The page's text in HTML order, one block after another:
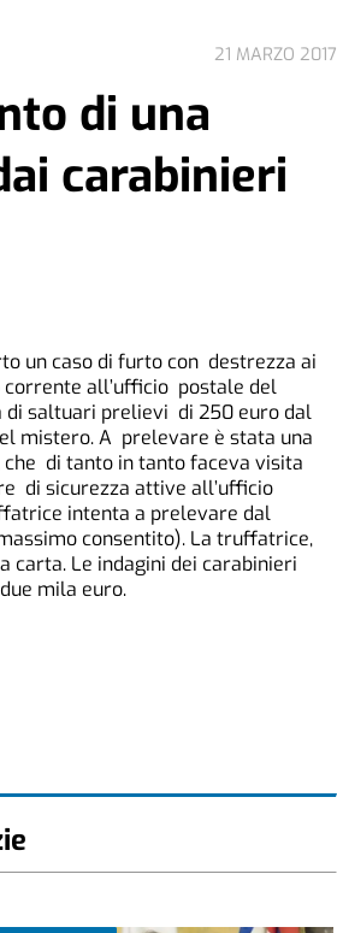
21 MARZO 2017
di una
carabinieri
un caso di furto con destrezza ai
corrente all’ufficio postale del
di saltuari prelievi di 250 euro dal
mistero. A prelevare è stata una
che di tanto in tanto faceva visita
di sicurezza attive all’ufficio
intenta a prelevare dal
consentito). La truffatrice,
carta. Le indagini dei carabinieri
mila euro.